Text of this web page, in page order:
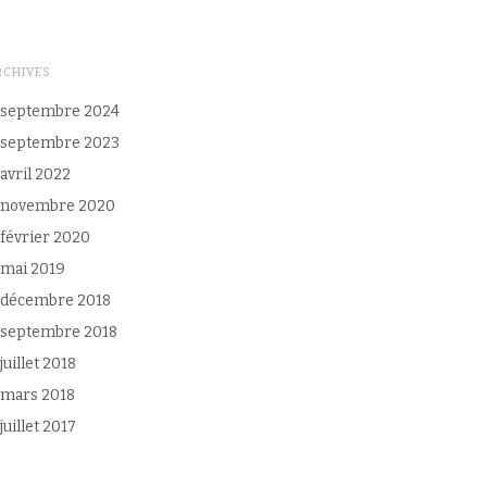
septembre 2024
septembre 2023
avril 2022
novembre 2020
février 2020
mai 2019
décembre 2018
septembre 2018
juillet 2018
mars 2018
juillet 2017